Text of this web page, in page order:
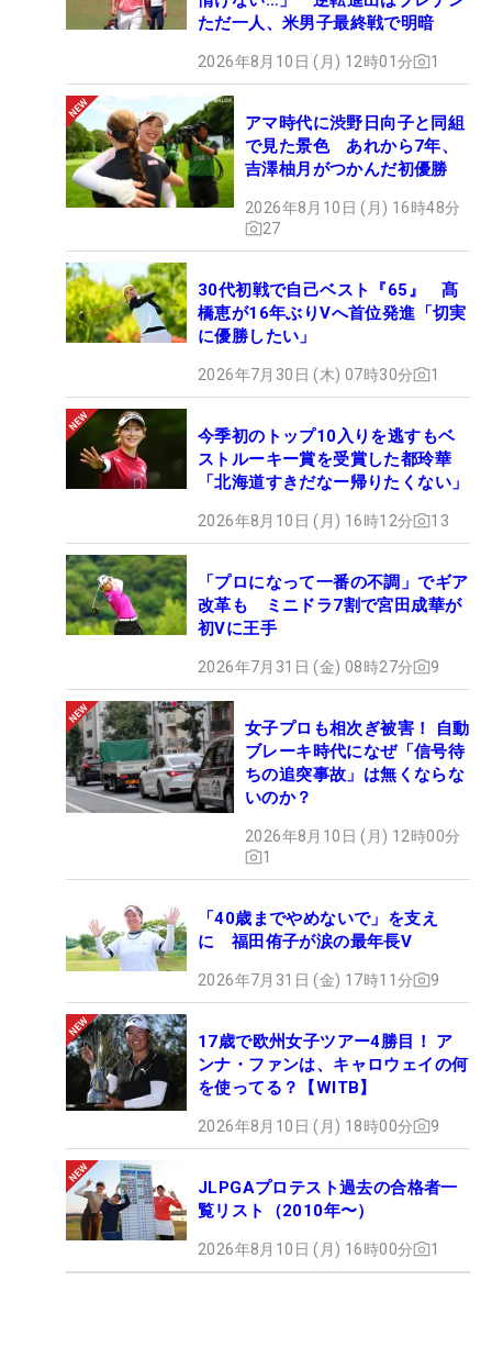
ただ一人、米男子最終戦で明暗
2026年8月10日 (月) 12時01分 1
アマ時代に渋野日向子と同組
で見た景色 あれから7年、
吉澤柚月がつかんだ初優勝
2026年8月10日 (月) 16時48分
27
30代初戦で自己ベスト『65』 髙
橋恵が16年ぶりVへ首位発進「切実
に優勝したい」
2026年7月30日 (木) 07時30分 1
今季初のトップ10入りを逃すもベ
ストルーキー賞を受賞した都玲華
「北海道すきだなー帰りたくない」
2026年8月10日 (月) 16時12分 13
「プロになって一番の不調」でギア
改革も ミニドラ7割で宮田成華が
初Vに王手
2026年7月31日 (金) 08時27分 9
女子プロも相次ぎ被害！ 自動
ブレーキ時代になぜ「信号待
ちの追突事故」は無くならな
いのか？
2026年8月10日 (月) 12時00分
1
「40歳までやめないで」を支え
に 福田侑子が涙の最年長V
2026年7月31日 (金) 17時11分 9
17歳で欧州女子ツアー4勝目！ ア
ンナ・ファンは、キャロウェイの何
を使ってる？【WITB】
2026年8月10日 (月) 18時00分 9
JLPGAプロテスト過去の合格者一
覧リスト（2010年〜）
2026年8月10日 (月) 16時00分 1